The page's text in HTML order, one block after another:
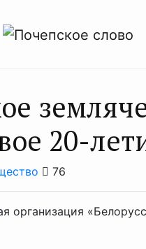
20-
76
организация